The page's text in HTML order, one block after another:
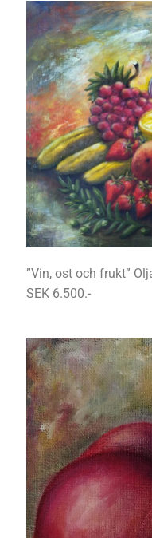
”Vin, ost och frukt”
SEK 6.500.-